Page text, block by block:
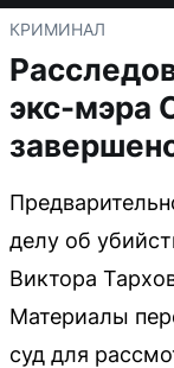
КРИМИНАЛ
экс-мэра
делу об
Виктора
Материалы
суд для